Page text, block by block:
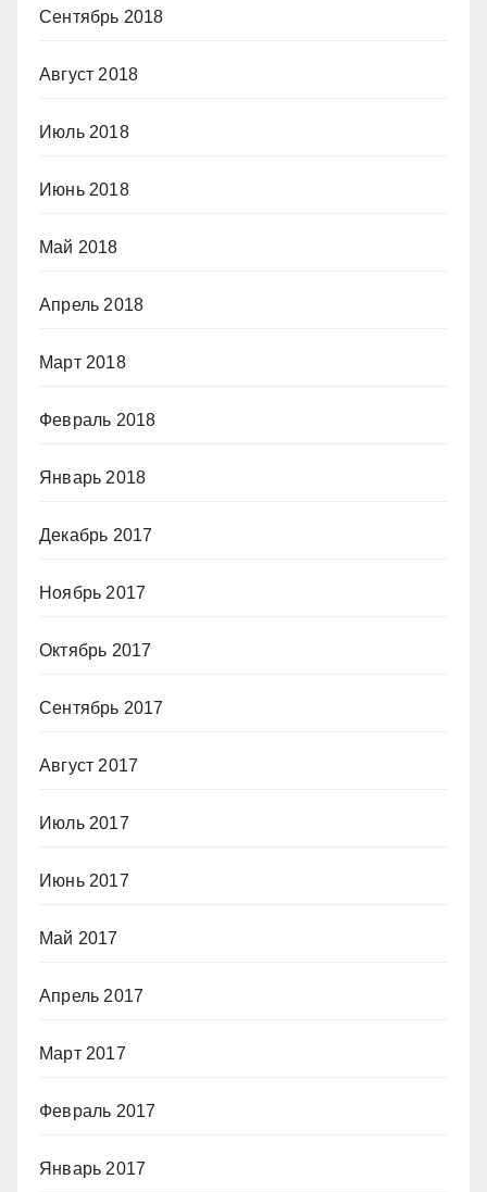
Сентябрь 2018
Август 2018
Июль 2018
Июнь 2018
Май 2018
Апрель 2018
Март 2018
Февраль 2018
Январь 2018
Декабрь 2017
Ноябрь 2017
Октябрь 2017
Сентябрь 2017
Август 2017
Июль 2017
Июнь 2017
Май 2017
Апрель 2017
Март 2017
Февраль 2017
Январь 2017